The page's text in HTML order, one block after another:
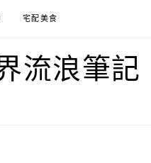
宅配美食
流浪筆記